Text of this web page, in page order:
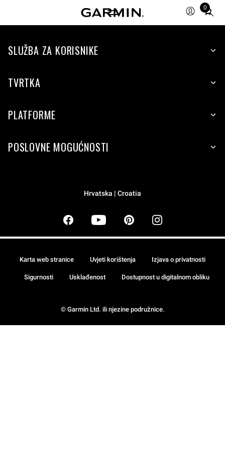
0
Total
items
cart:
SLUŽBA ZA KORISNIKE
TVRTKA
PLATFORME
POSLOVNE MOGUĆNOSTI
Hrvatska | Croatia
© Garmin Ltd. ili njezine podružnice.
Karta web stranice Uvjeti korištenja Izjava o privatnosti
Sigurnosti Usklađenost Dostupnost u digitalnom obliku